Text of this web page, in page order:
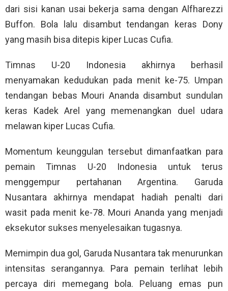
dari sisi kanan usai bekerja sama dengan Alfharezzi
Buffon. Bola lalu disambut tendangan keras Dony
yang masih bisa ditepis kiper Lucas Cufia.
Timnas U-20 Indonesia akhirnya berhasil
menyamakan kedudukan pada menit ke-75. Umpan
tendangan bebas Mouri Ananda disambut sundulan
keras Kadek Arel yang memenangkan duel udara
melawan kiper Lucas Cufia.
Momentum keunggulan tersebut dimanfaatkan para
pemain Timnas U-20 Indonesia untuk terus
menggempur pertahanan Argentina. Garuda
Nusantara akhirnya mendapat hadiah penalti dari
wasit pada menit ke-78. Mouri Ananda yang menjadi
eksekutor sukses menyelesaikan tugasnya.
Memimpin dua gol, Garuda Nusantara tak menurunkan
intensitas serangannya. Para pemain terlihat lebih
percaya diri memegang bola. Peluang emas pun